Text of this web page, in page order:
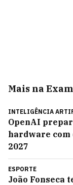
Mais na
INTELIGÊNCIA
OpenAI
hardware
2027
ESPORTE
João Fonseca